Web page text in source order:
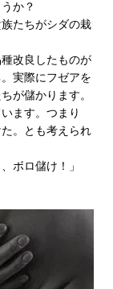
か？
たちがシダの栽
改良したものが
実際にフゼアを
が儲かります。
ます。つまり
。とも考えられ
ボロ儲け！」